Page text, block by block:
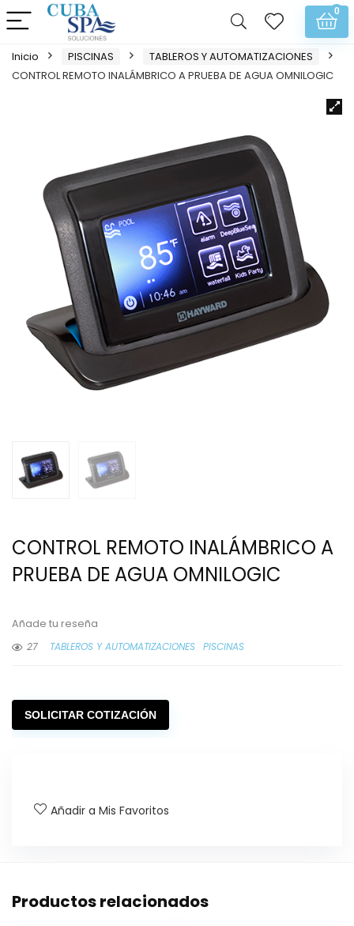
0
Inicio PISCINAS
TABLEROS Y AUTOMATIZACIONES
CONTROL REMOTO INALÁMBRICO A PRUEBA DE AGUA OMNILOGIC
CONTROL REMOTO INALÁMBRICO A
PRUEBA DE AGUA OMNILOGIC
Añade tu reseña
27
TABLEROS Y AUTOMATIZACIONES PISCINAS
SOLICITAR COTIZACIÓN
Añadir a Mis Favoritos
Productos relacionados